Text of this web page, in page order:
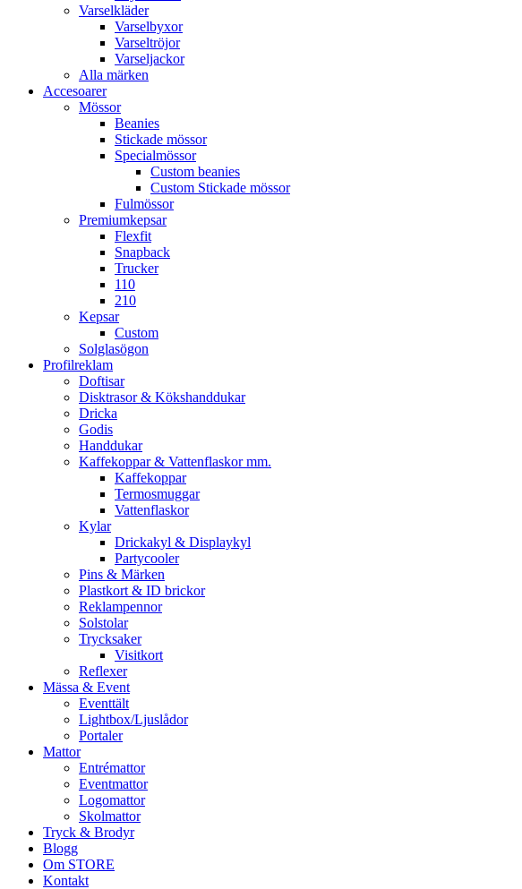
Varselkläder
Varselbyxor
Varseltröjor
Varseljackor
Alla märken
Accesoarer
Mössor
Beanies
Stickade mössor
Specialmössor
Custom beanies
Custom Stickade mössor
Fulmössor
Premiumkepsar
Flexfit
Snapback
Trucker
110
210
Kepsar
Custom
Solglasögon
Profilreklam
Doftisar
Disktrasor & Kökshanddukar
Dricka
Godis
Handdukar
Kaffekoppar & Vattenflaskor mm.
Kaffekoppar
Termosmuggar
Vattenflaskor
Kylar
Drickakyl & Displaykyl
Partycooler
Pins & Märken
Plastkort & ID brickor
Reklampennor
Solstolar
Trycksaker
Visitkort
Reflexer
Mässa & Event
Eventtält
Lightbox/Ljuslådor
Portaler
Mattor
Entrémattor
Eventmattor
Logomattor
Skolmattor
Tryck & Brodyr
Blogg
Om STORE
Kontakt